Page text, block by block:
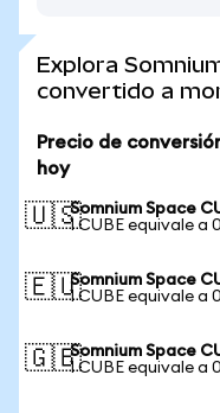
Explora
convertido a
Precio de
hoy
🇺🇸Somnium Space
1 CUBE equivale a
🇪🇺Somnium Space
1 CUBE equivale a
🇬🇧Somnium Space
1 CUBE equivale a